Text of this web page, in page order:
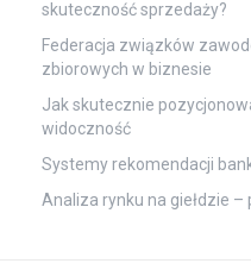
skuteczność sprzedaży?
Federacja związków
zbiorowych w biznesie
Jak skutecznie
widoczność
Systemy rekomendacji
Analiza rynku na giełdzie –